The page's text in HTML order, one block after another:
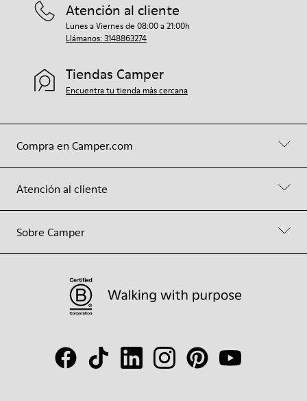
Compra en Camper.com
Atención al cliente
Sobre Camper
Atención al cliente
Lunes a Viernes de 08:00 a 21:00h
Llámanos: 3148863274
Tiendas Camper
Encuentra tu tienda más cercana